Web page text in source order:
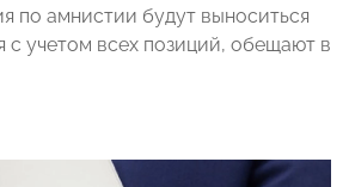
по амнистии будут выноситься
с учетом всех позиций, обещают в